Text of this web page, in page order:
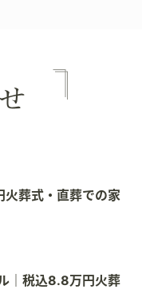
葬式・直葬での家
｜税込8.8万円火葬